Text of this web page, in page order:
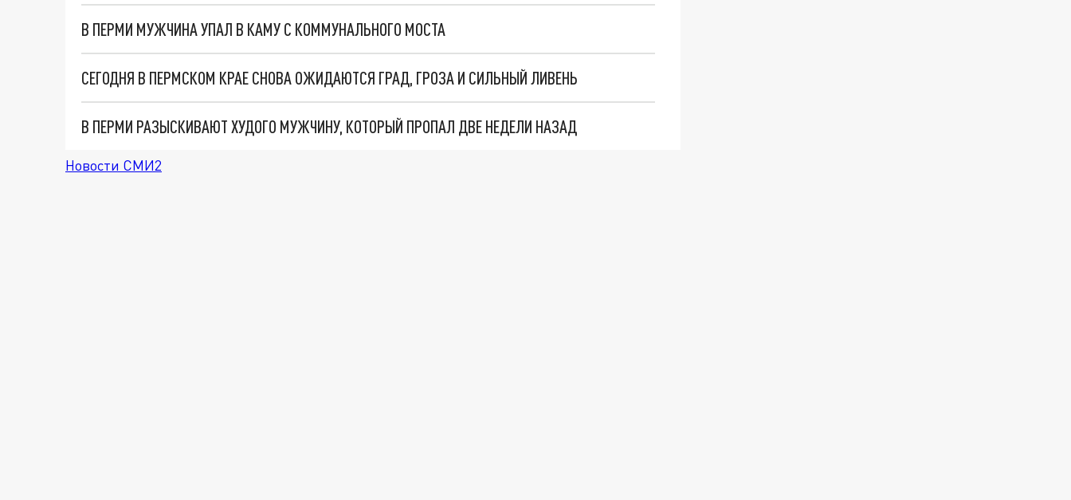
В ПЕРМИ МУЖЧИНА УПАЛ В КАМУ С КОММУНАЛЬНОГО МОСТА
СЕГОДНЯ В ПЕРМСКОМ КРАЕ СНОВА ОЖИДАЮТСЯ ГРАД, ГРОЗА И СИЛЬНЫЙ ЛИВЕНЬ
В ПЕРМИ РАЗЫСКИВАЮТ ХУДОГО МУЖЧИНУ, КОТОРЫЙ ПРОПАЛ ДВЕ НЕДЕЛИ НАЗАД
Новости СМИ2